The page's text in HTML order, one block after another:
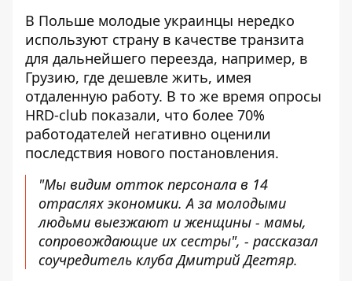
В Польше молодые украинцы нередко
используют страну в качестве транзита
для дальнейшего переезда, например, в
Грузию, где дешевле жить, имея
отдаленную работу. В то же время опросы
HRD-club показали, что более 70%
работодателей негативно оценили
последствия нового постановления.
"Мы видим отток персонала в 14
отраслях экономики. А за молодыми
людьми выезжают и женщины - мамы,
сопровождающие их сестры", - рассказал
соучредитель клуба Дмитрий Дегтяр.